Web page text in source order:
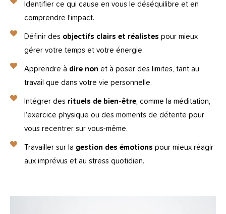
Identifier ce qui cause en vous le déséquilibre et en
comprendre l’impact.
Définir des objectifs clairs et réalistes pour mieux
gérer votre temps et votre énergie.
Apprendre à dire non et à poser des limites, tant au
travail que dans votre vie personnelle.
Intégrer des rituels de bien-être, comme la méditation,
l’exercice physique ou des moments de détente pour
vous recentrer sur vous-même.
Travailler sur la gestion des émotions pour mieux réagir
aux imprévus et au stress quotidien.